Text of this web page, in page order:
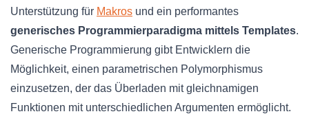
Unterstützung für Makros und ein performantes
generisches Programmierparadigma mittels Templates.
Generische Programmierung gibt Entwicklern die
Möglichkeit, einen parametrischen Polymorphismus
einzusetzen, der das Überladen mit gleichnamigen
Funktionen mit unterschiedlichen Argumenten ermöglicht.